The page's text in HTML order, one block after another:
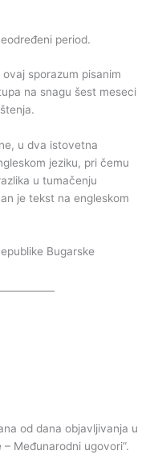
period.
sporazum pisanim
na snagu šest meseci
u dva istovetna
jeziku, pri čemu
u tumačenju
je tekst na engleskom
Bugarske
od dana objavljivanja u
– Međunarodni ugovori”.